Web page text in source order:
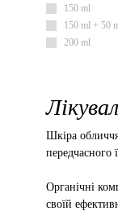
150 ml
150 ml + 50
200 ml
Шкіра
передчасного
Органічні
своїй